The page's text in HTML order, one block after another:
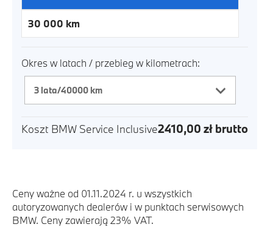
30 000 km
Okres w latach / przebieg w kilometrach:
Koszt BMW Service Inclusive2410,00 zł brutto
Ceny ważne od 01.11.2024 r. u wszystkich
autoryzowanych dealerów i w punktach serwisowych
BMW. Ceny zawierają 23% VAT.